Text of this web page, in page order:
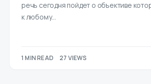
речь сегодня пойдет о объективе
к любому…
1 MIN READ 27 VIEWS